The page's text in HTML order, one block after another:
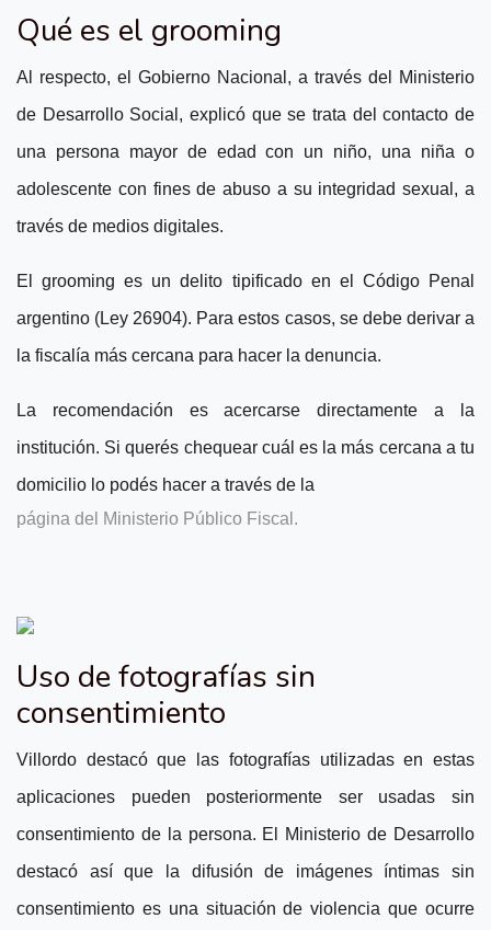
Qué es el grooming
Al respecto, el Gobierno Nacional, a través del Ministerio
de Desarrollo Social, explicó que se trata del contacto de
una persona mayor de edad con un niño, una niña o
adolescente con fines de abuso a su integridad sexual, a
través de medios digitales.
El grooming es un delito tipificado en el Código Penal
argentino (Ley 26904). Para estos casos, se debe derivar a
la fiscalía más cercana para hacer la denuncia.
La recomendación es acercarse directamente a la
institución. Si querés chequear cuál es la más cercana a tu
domicilio lo podés hacer a través de la
página del Ministerio Público Fiscal.
Uso de fotografías sin
consentimiento
Villordo destacó que las fotografías utilizadas en estas
aplicaciones pueden posteriormente ser usadas sin
consentimiento de la persona. El Ministerio de Desarrollo
destacó así que la difusión de imágenes íntimas sin
consentimiento es una situación de violencia que ocurre